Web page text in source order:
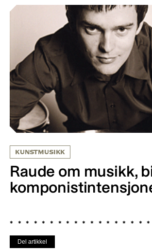
KUNSTMUSIKK
Raude om musikk,
Del artikkel